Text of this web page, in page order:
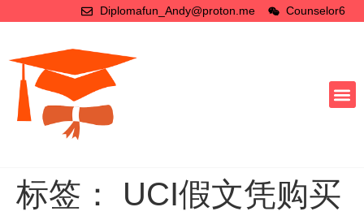
Diplomafun_Andy@proton.me Counselor6
标签： UCI假文凭购买